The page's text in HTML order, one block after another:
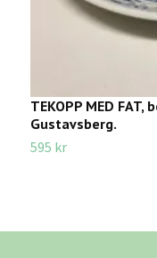
TEKOPP MED
Gustavsberg.
595 kr